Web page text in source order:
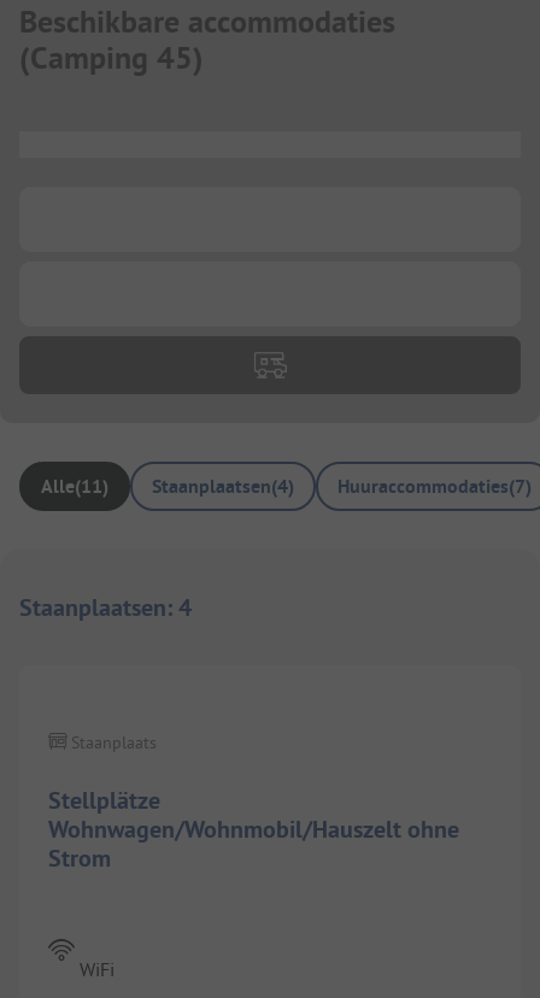
Beschikbare accommodaties
(Camping 45)
Alle(11) Staanplaatsen(4) Huuraccommodaties(7)
Staanplaatsen:4
Stellplätze
Wohnwagen/Wohnmobil/Hauszelt ohne
Strom
Staanplaats
WiFi